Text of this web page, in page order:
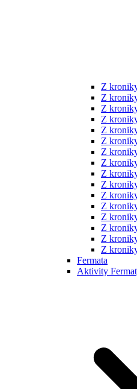
Z
Z
Z
Z
Z
Z
Z
Z
Z
Z
Z
Z
Z
Z
Z
Z
Fermata
Aktivity